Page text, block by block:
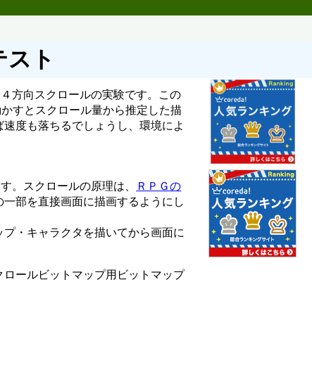
ト
方向スクロールの実験です。この
すとスクロール量から推定した描
度も落ちるでしょうし、環境によ
。スクロールの原理は、
ＲＰＧの
部を直接画面に描画するようにし
・キャラクタを描いてから画面に
ールビットマップ用ビットマップ